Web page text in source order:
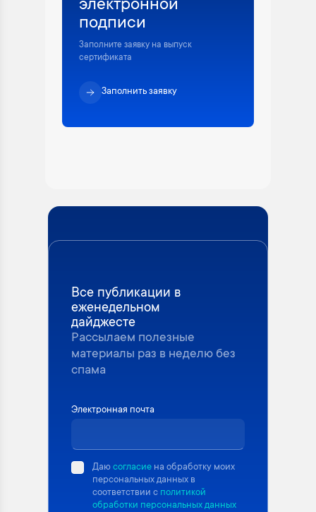
электронной
подписи
Заполните заявку на выпуск
сертификата
Заполнить заявку
Все публикации в
еженедельном
дайджесте
Рассылаем полезные
материалы раз в неделю без
спама
Электронная почта
Даюсогласие на обработку моих
персональных данных в
соответствии с политикой
обработки персональных данных